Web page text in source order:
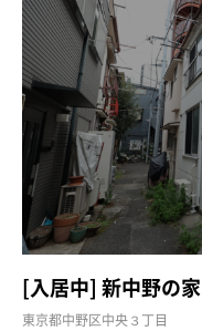
[入居中] 新中野の家
東京都中野区中央３丁目